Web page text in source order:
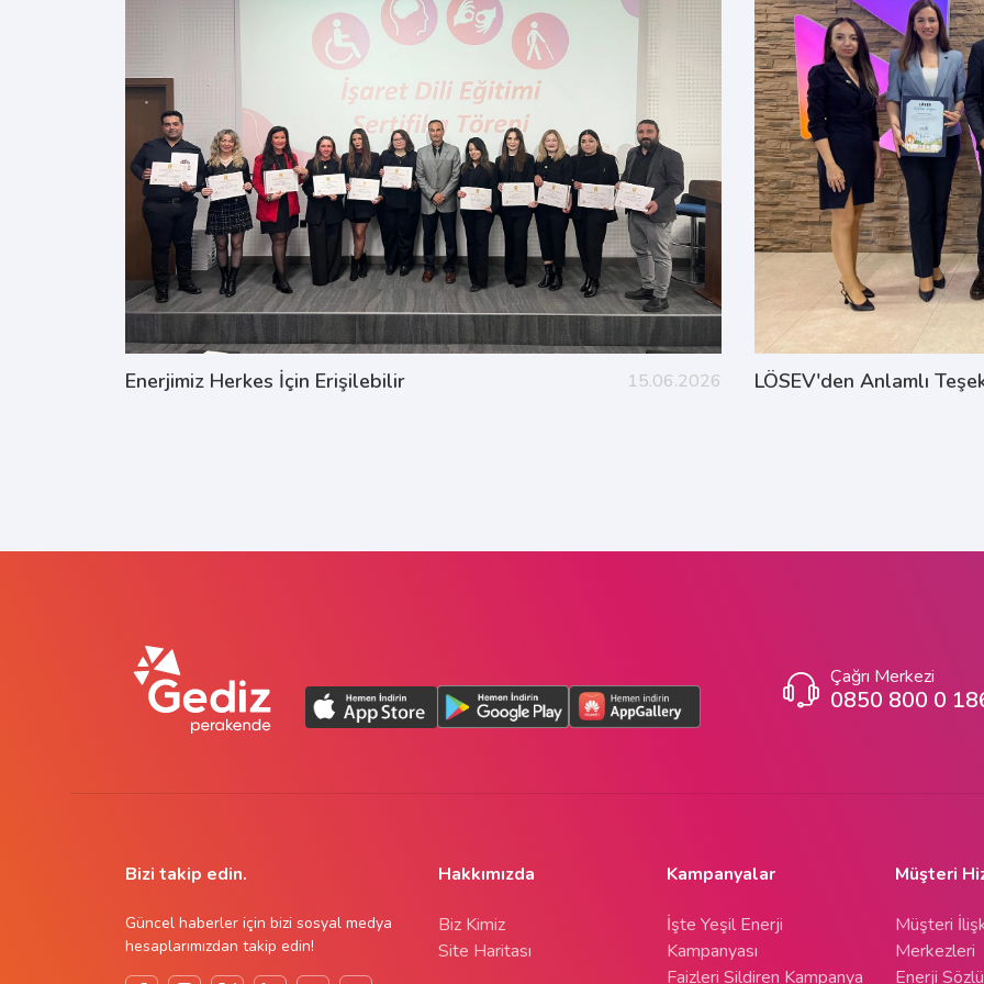
Enerjimiz Herkes İçin Erişilebilir 15.06.2026 LÖSEV'den Anlamlı
Çağrı Merkezi
0850 800 0
Bizi takip edin.
Güncel haberler için bizi sosyal medya
hesaplarımızdan takip edin!
Hakkımızda
Biz Kimiz
Site Haritası
Kampanyalar
İşte Yeşil Enerji
Kampanyası
Faizleri Sildiren Kampanya
Müşteri
Müşteri
Merkezleri
Enerji